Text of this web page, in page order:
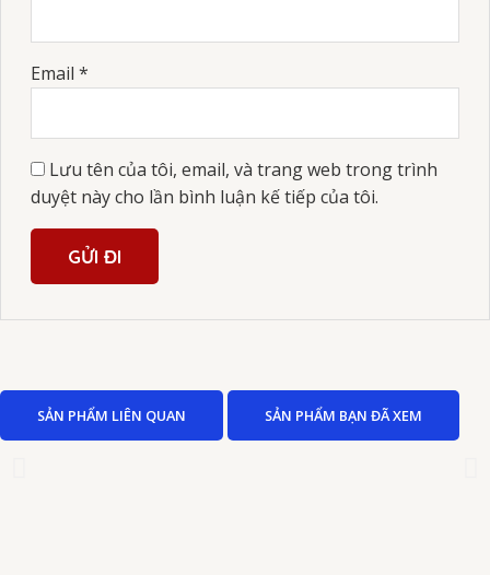
Email *
Lưu tên của tôi, email, và trang web trong trình
duyệt này cho lần bình luận kế tiếp của tôi.
SẢN PHẨM LIÊN QUAN SẢN PHẨM BẠN ĐÃ XEM